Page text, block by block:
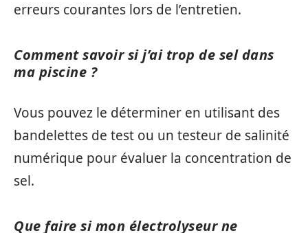
erreurs courantes lors de l’entretien.
Comment savoir si j’ai trop de sel dans
ma piscine ?
Vous pouvez le déterminer en utilisant des
bandelettes de test ou un testeur de salinité
numérique pour évaluer la concentration de
sel.
Que faire si mon électrolyseur ne